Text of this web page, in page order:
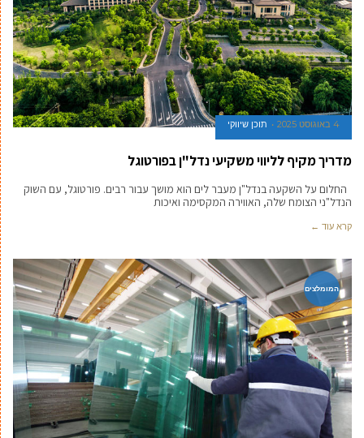
4 באוגוסט 2025 תוכן שיווקי
מדריך מקיף לליווי משקיעי נדל"ן בפורטוגל
החלום על השקעה בנדל"ן מעבר לים הוא מושך עבור רבים. פורטוגל, עם השוק
הנדל"ני הצומח שלה, האווירה המקסימה ואיכות
קרא עוד ←
המומלצים